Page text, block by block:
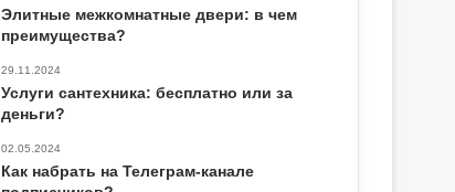
Элитные межкомнатные двери: в чем
преимущества?
29.11.2024
Услуги сантехника: бесплатно или за
деньги?
02.05.2024
Как набрать на Телеграм-канале